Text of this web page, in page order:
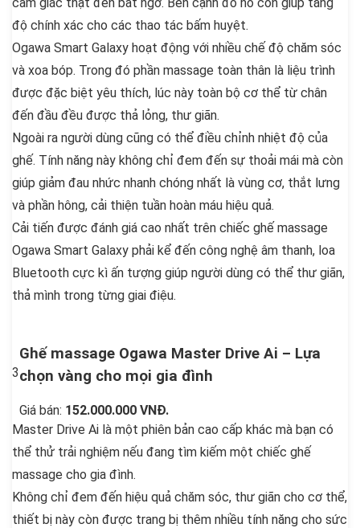
độ chính xác cho các thao tác bấm huyệt.
Ogawa Smart Galaxy hoạt động với nhiều chế độ chăm sóc
và xoa bóp. Trong đó phần massage toàn thân là liệu trình
được đặc biệt yêu thích, lúc này toàn bộ cơ thể từ chân
đến đầu đều được thả lỏng, thư giãn.
Ngoài ra người dùng cũng có thể điều chỉnh nhiệt độ của
ghế. Tính năng này không chỉ đem đến sự thoải mái mà còn
giúp giảm đau nhức nhanh chóng nhất là vùng cơ, thắt lưng
và phần hông, cải thiện tuần hoàn máu hiệu quả.
Cải tiến được đánh giá cao nhất trên chiếc ghế massage
Ogawa Smart Galaxy phải kể đến công nghệ âm thanh, loa
Bluetooth cực kì ấn tượng giúp người dùng có thể thư giãn,
thả mình trong từng giai điệu.
3
Ghế massage Ogawa Master Drive Ai – Lựa
chọn vàng cho mọi gia đình
Giá bán: 152.000.000 VNĐ.
Master Drive Ai là một phiên bản cao cấp khác mà bạn có
thể thử trải nghiệm nếu đang tìm kiếm một chiếc ghế
massage cho gia đình.
Không chỉ đem đến hiệu quả chăm sóc, thư giãn cho cơ thể,
thiết bị này còn được trang bị thêm nhiều tính năng cho sức